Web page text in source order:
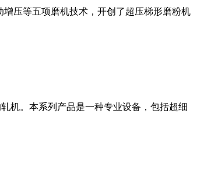
压等五项磨机技术，开创了超压梯形磨粉机
机。本系列产品是一种专业设备，包括超细